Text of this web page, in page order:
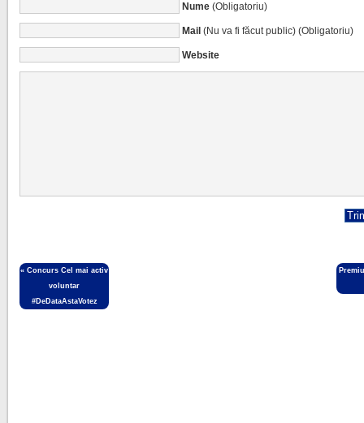
Nume(Obligatoriu)
Mail(Nu va fi făcut public) (Obligatoriu)
Website
«Concurs Cel mai activ
voluntar
#DeDataAstaVotez